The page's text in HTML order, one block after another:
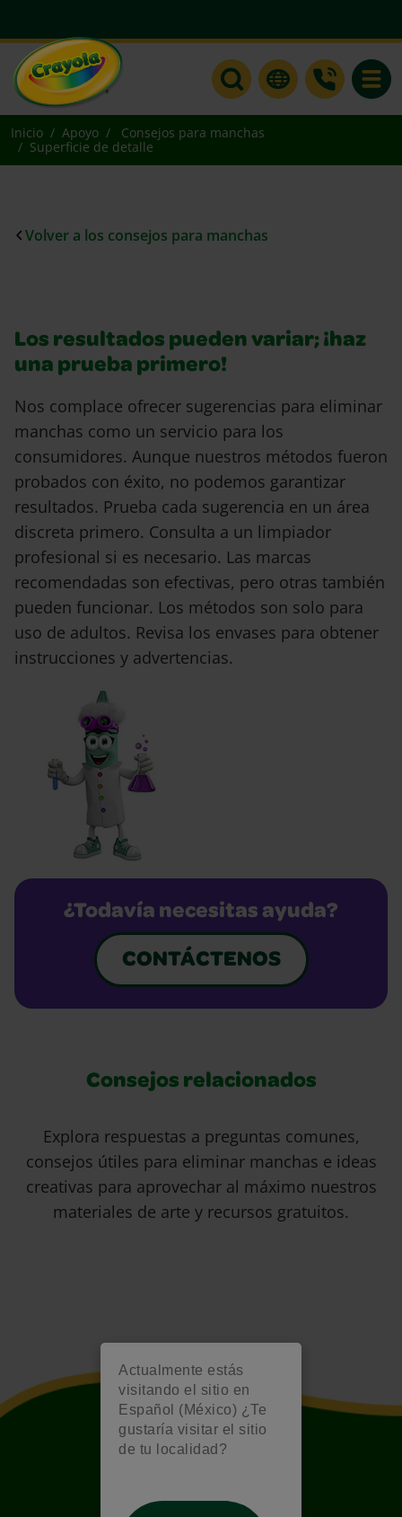
Actualmente estás
visitando el sitio en
Español (México) ¿Te
gustaría visitar el sitio
de tu localidad?
Inicio Apoyo
Consejos para manchas
Superficie de detalle
Volver a los consejos para manchas
Los resultados pueden variar; ¡haz
una prueba primero!
Nos complace ofrecer sugerencias para eliminar
manchas como un servicio para los
consumidores. Aunque nuestros métodos fueron
probados con éxito, no podemos garantizar
resultados. Prueba cada sugerencia en un área
discreta primero. Consulta a un limpiador
profesional si es necesario. Las marcas
recomendadas son efectivas, pero otras también
pueden funcionar. Los métodos son solo para
uso de adultos. Revisa los envases para obtener
instrucciones y advertencias.
¿Todavía necesitas ayuda?
CONTÁCTENOS
Consejos relacionados
Explora respuestas a preguntas comunes,
consejos útiles para eliminar manchas e ideas
creativas para aprovechar al máximo nuestros
materiales de arte y recursos gratuitos.